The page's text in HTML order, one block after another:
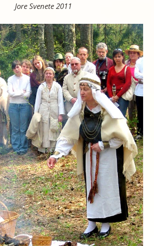
Jore Svenete 2011